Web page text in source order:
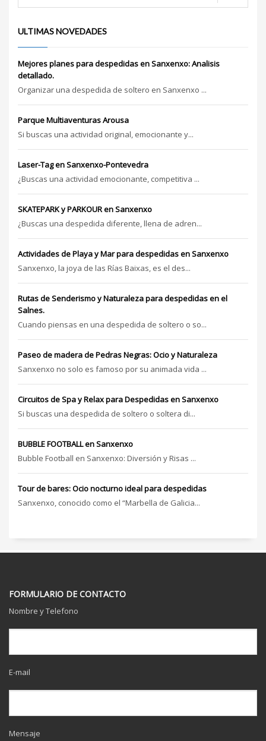
ULTIMAS NOVEDADES
Mejores planes para despedidas en Sanxenxo: Analisis
detallado.
Organizar una despedida de soltero en Sanxenxo ...
Parque Multiaventuras Arousa
Si buscas una actividad original, emocionante y...
Laser-Tag en Sanxenxo-Pontevedra
¿Buscas una actividad emocionante, competitiva ...
SKATEPARK y PARKOUR en Sanxenxo
¿Buscas una despedida diferente, llena de adren...
Actividades de Playa y Mar para despedidas en Sanxenxo
Sanxenxo, la joya de las Rías Baixas, es el des...
Rutas de Senderismo y Naturaleza para despedidas en el
Salnes.
Cuando piensas en una despedida de soltero o so...
Paseo de madera de Pedras Negras: Ocio y Naturaleza
Sanxenxo no solo es famoso por su animada vida ...
Circuitos de Spa y Relax para Despedidas en Sanxenxo
Si buscas una despedida de soltero o soltera di...
BUBBLE FOOTBALL en Sanxenxo
Bubble Football en Sanxenxo: Diversión y Risas ...
Tour de bares: Ocio nocturno ideal para despedidas
Sanxenxo, conocido como el “Marbella de Galicia...
FORMULARIO DE CONTACTO
Nombre y Telefono
E-mail
Mensaje